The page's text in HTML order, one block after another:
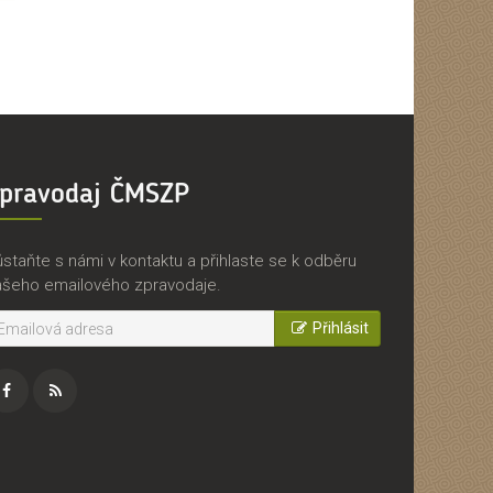
ČMSZP
s námi v kontaktu a přihlaste se k odběru
emailového zpravodaje.
Přihlásit